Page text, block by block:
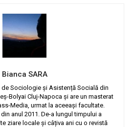
Bianca SARA
Sociologie și Asistență Socială din
Bolyai Cluj-Napoca și are un masterat
Media, urmat la aceeași facultate.
anul 2011. De-a lungul timpului a
ziare locale și câțiva ani cu o revistă